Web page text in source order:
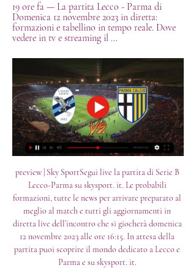
19 ore fa — La partita Lecco - Parma di
Domenica 12 novembre 2023 in diretta:
formazioni e tabellino in tempo reale. Dove
vedere in tv e streaming il ...
preview | Sky SportSegui live la partita di Serie B
Lecco-Parma su skysport. it. Le probabili
formazioni, tutte le news per arrivare preparato al
meglio al match e tutti gli aggiornamenti in
diretta live dell’incontro che si giocherà domenica
12 novembre 2023 alle ore 16:15. In attesa della
partita puoi scoprire il mondo dedicato a Lecco e
Parma e su skysport. it.